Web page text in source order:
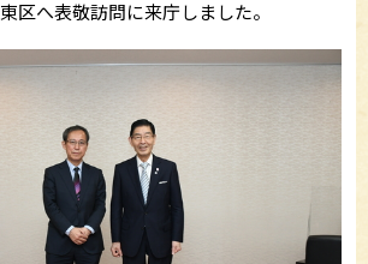
区へ表敬訪問に来庁しました。